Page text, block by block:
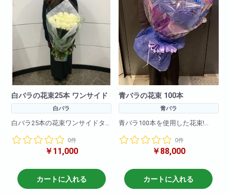
ご了承下さいませ。
白バラの花束25本 ワンサイド
白バラ
白バラ25本の花束ワンサイドタ
日、イベントにあわせてお届け
0件
￥11,000
カートに入れる
青バラの花束 100本
青バラ
青バラ100本を使用した花束!
大事な記念日に・誕生日にイン
パクト抜群!大切な方への贈り物
とても珍しい薔薇ですので目立
つこと間違いなし!
0件
￥88,000
カートに入れる